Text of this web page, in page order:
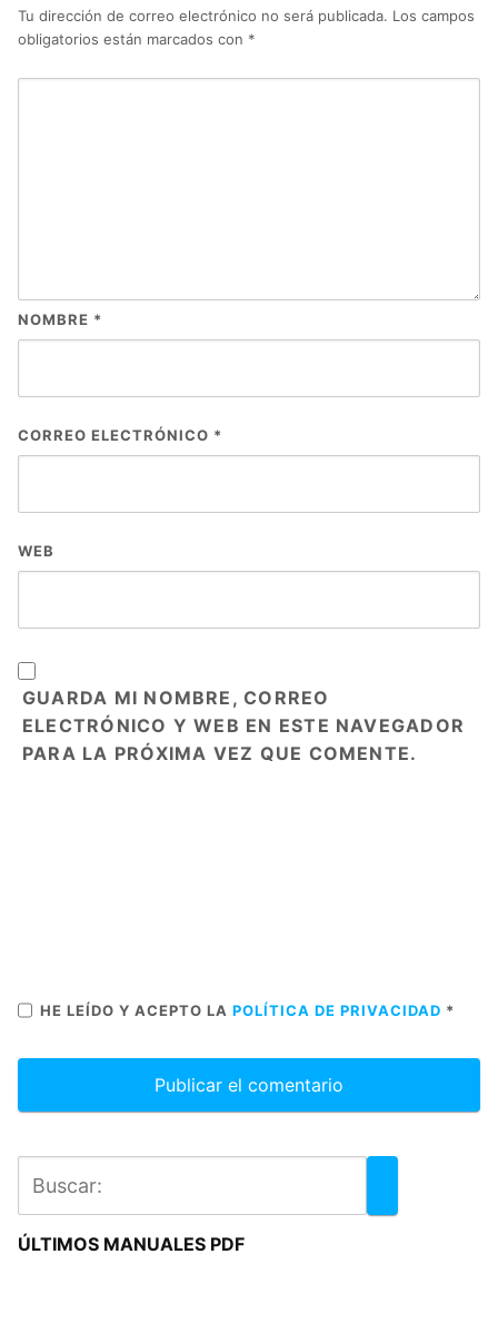
Tu dirección de correo electrónico no será publicada. Los campos
obligatorios están marcados con *
NOMBRE *
CORREO ELECTRÓNICO *
WEB
GUARDA MI NOMBRE, CORREO
ELECTRÓNICO Y WEB EN ESTE NAVEGADOR
PARA LA PRÓXIMA VEZ QUE COMENTE.
HE LEÍDO Y ACEPTO LA POLÍTICA DE PRIVACIDAD *
ÚLTIMOS MANUALES PDF